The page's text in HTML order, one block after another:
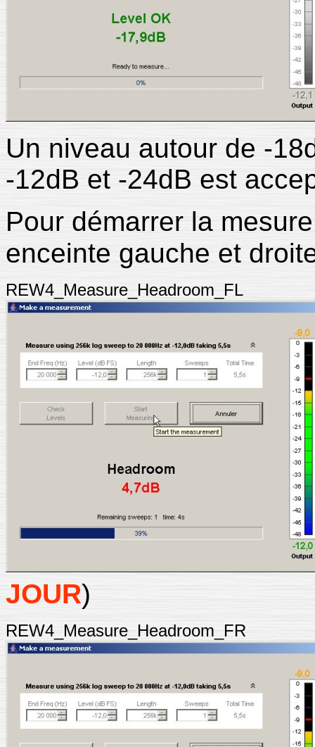
Un niveau autour de -
-12dB et -24dB est
Pour démarrer la
enceinte gauche et
REW4_Measure_Headroom_FL
JOUR)
REW4_Measure_Headroom_FR